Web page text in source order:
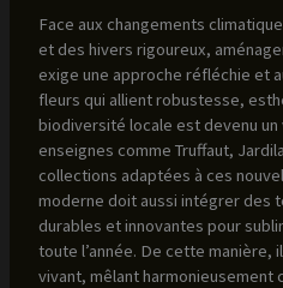
Face aux changements
et des hivers rigoureux,
exige une approche réfléchie et
fleurs qui allient robustesse,
biodiversité locale est devenu
enseignes comme Truffaut,
collections adaptées à ces
moderne doit aussi intégrer des
durables et innovantes pour
toute l’année. De cette manière,
vivant, mêlant harmonieusement